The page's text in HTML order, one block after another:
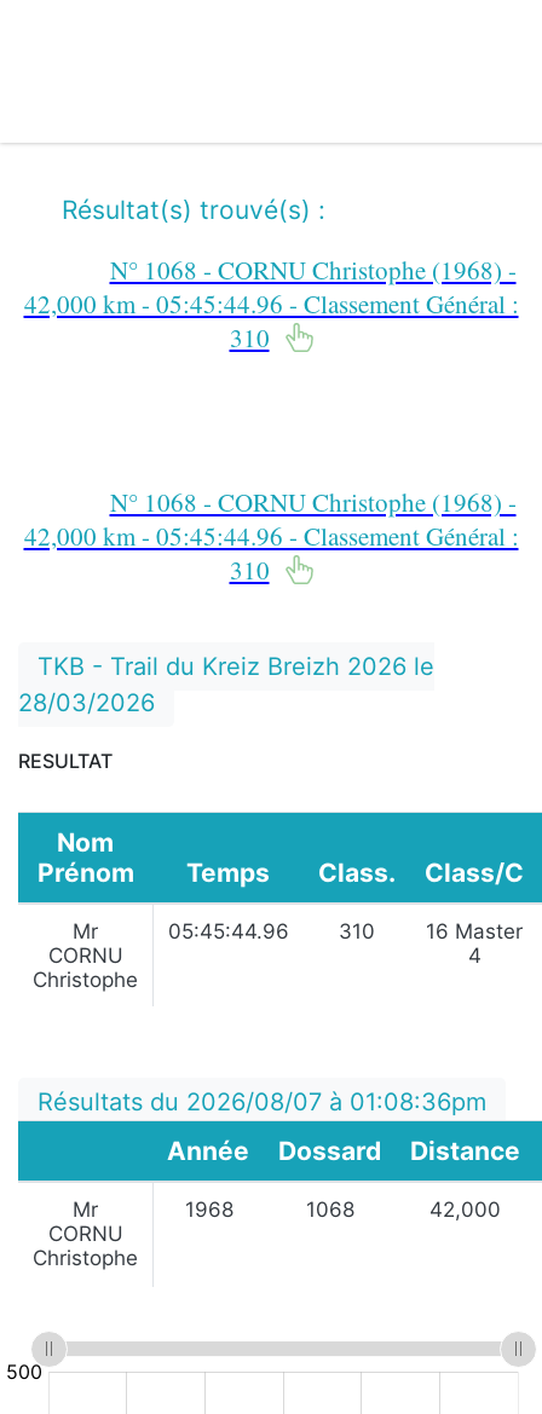
Résultat(s) trouvé(s) :
N° 1068 - CORNU Christophe (1968) -
42,000 km - 05:45:44.96 - Classement Général :
310
N° 1068 - CORNU Christophe (1968) -
42,000 km - 05:45:44.96 - Classement Général :
310
TKB - Trail du Kreiz Breizh 2026 le
28/03/2026
RESULTAT
Nom
Prénom
Temps Class. Class/C
Mr
CORNU
Christophe
05:45:44.96 310
16 Master
4
Résultats du 2026/08/07 à 01:08:36pm
Année Dossard Distance
Mr
CORNU
Christophe
1968 1068 42,000
Minutes
10.km/h